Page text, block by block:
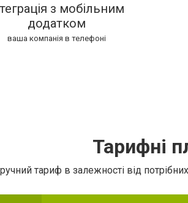
з мобільним
додатком
ваша компанія в телефоні
Тарифні
тариф в залежності від